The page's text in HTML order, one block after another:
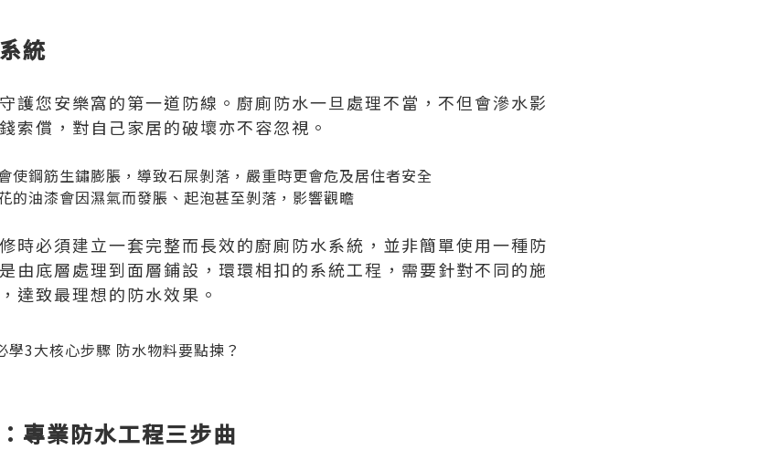
統
護您安樂窩的第一道防線。廚廁防水一旦處理不當，不但會滲水影
索償，對自己家居的破壞亦不容忽視。
使鋼筋生鏽膨脹，導致石屎剝落，嚴重時更會危及居住者安全
的油漆會因濕氣而發脹、起泡甚至剝落，影響觀瞻
時必須建立一套完整而長效的廚廁防水系統，並非簡單使用一種防
由底層處理到面層鋪設，環環相扣的系統工程，需要針對不同的施
達致最理想的防水效果。
專業防水工程三步曲